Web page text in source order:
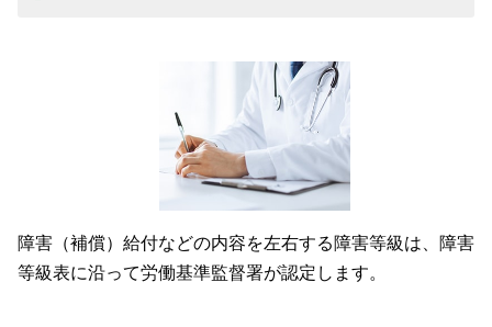
障害（補償）給付などの内容を左右する障害等級は、障害
等級表に沿って労働基準監督署が認定します。